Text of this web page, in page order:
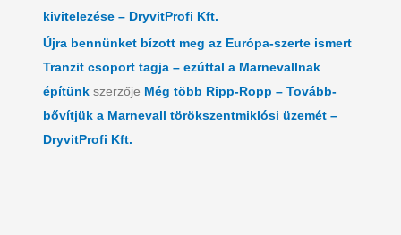
kivitelezése – DryvitProfi Kft.
Újra bennünket bízott meg az Európa-szerte ismert
Tranzit csoport tagja – ezúttal a Marnevallnak
építünk szerzője Még több Ripp-Ropp – Tovább-
bővítjük a Marnevall törökszentmiklósi üzemét –
DryvitProfi Kft.